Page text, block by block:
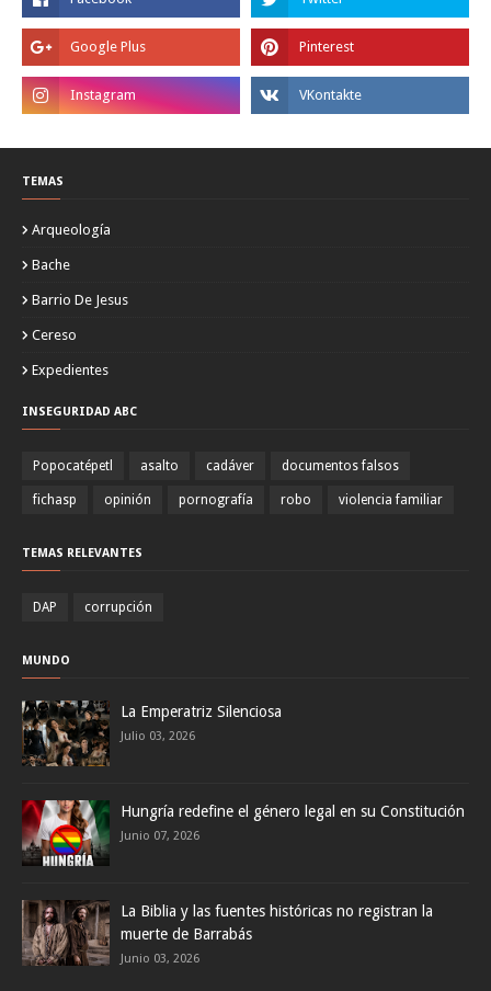
TEMAS
Arqueología
Bache
Barrio De Jesus
Cereso
Expedientes
INSEGURIDAD ABC
Popocatépetl asalto cadáver documentos falsos
fichasp opinión pornografía robo violencia familiar
TEMAS RELEVANTES
DAP corrupción
MUNDO
La Emperatriz Silenciosa
Julio 03, 2026
Hungría redefine el género legal en su Constitución
Junio 07, 2026
La Biblia y las fuentes históricas no registran la
muerte de Barrabás
Junio 03, 2026